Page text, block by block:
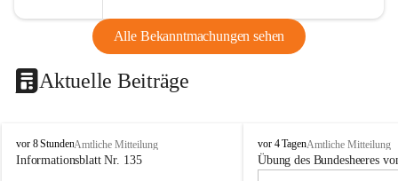
Alle Bekanntmachungen sehen
Aktuelle Beiträge
B
u
vor 8 StundenAmtliche Mitteilung
Informationsblatt Nr. 135
B
u
vor 4 TagenAmtliche Mitteilung
Übung des Bundesheeres